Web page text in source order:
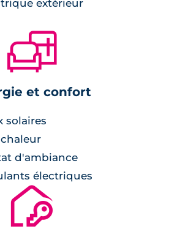
extérieur
🛋
et confort
solaires
d'ambiance
électriques
🔐